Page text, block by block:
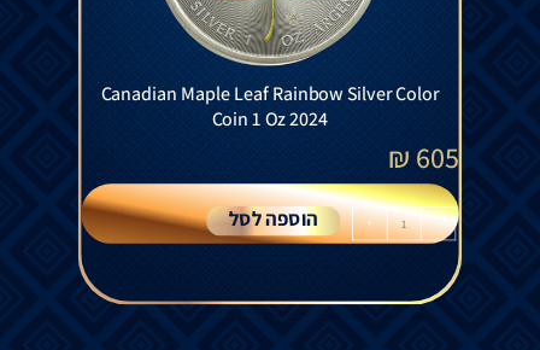
Canadian Maple Leaf Rainbow Silver Color
Coin 1 Oz 2024
605
₪
-
+ הוספה לסל